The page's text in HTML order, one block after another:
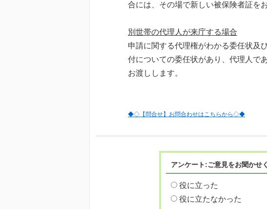
合には、その場で新しい被保険者証を
別世帯の代理人が来庁する場合
申請に関する代理権がわかる委任状及
付についての委任状があり、代理人で
お渡しします。
◆◇【問合せ】お問合わせはこちらから◇◆
アンケート:ご意見をお聞かせ
役に立った
役に立たなかった